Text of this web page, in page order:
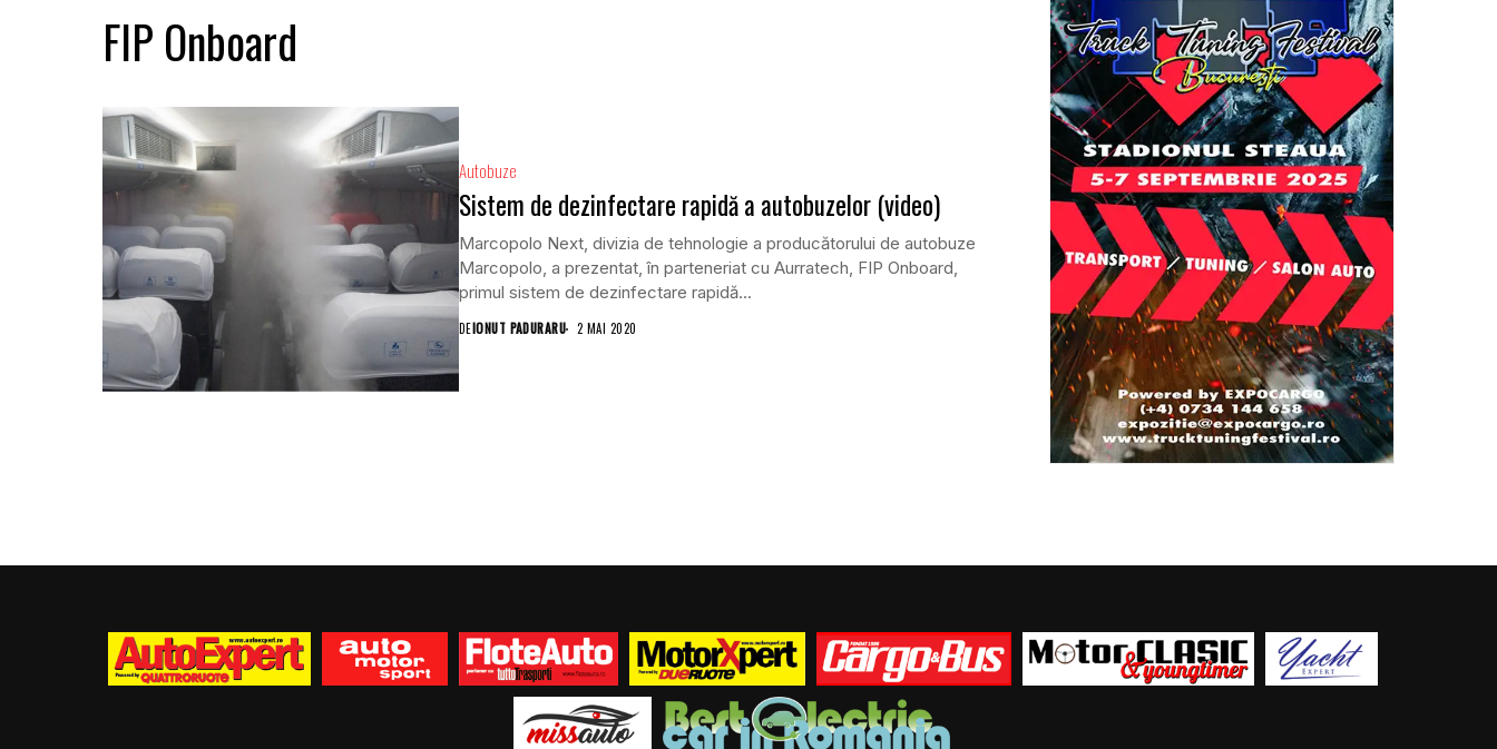
FIP Onboard
Autobuze
Sistem de dezinfectare rapidă a autobuzelor (video)
Marcopolo Next, divizia de tehnologie a producătorului de autobuze
Marcopolo, a prezentat, în parteneriat cu Aurratech, FIP Onboard,
primul sistem de dezinfectare rapidă...
DEIONUT PADURARU 2 MAI 2020